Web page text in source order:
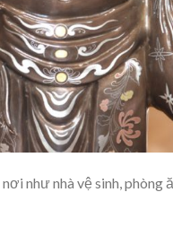
như nhà vệ sinh, phòng